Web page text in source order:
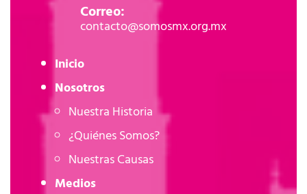
Correo:
contacto@somosmx.org.mx
Inicio
Nosotros
Nuestra Historia
¿Quiénes Somos?
Nuestras Causas
Medios